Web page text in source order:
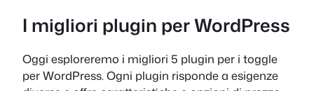
I migliori plugin per WordPress
Oggi esploreremo i migliori 5 plugin per i toggle
per WordPress. Ogni plugin risponde a esigenze